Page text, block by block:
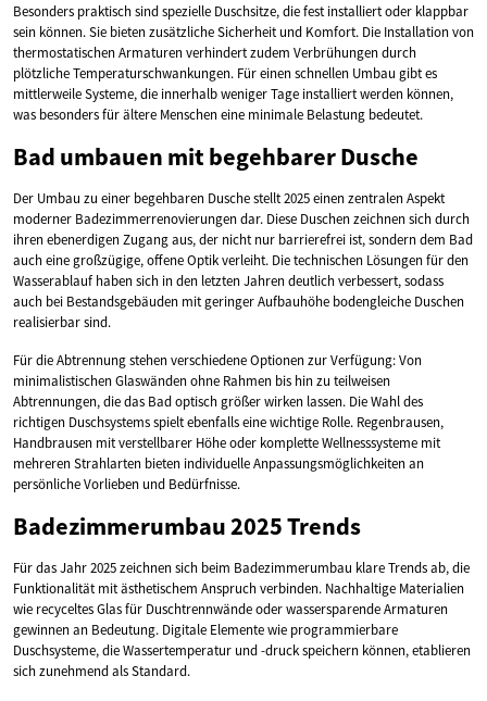
Besonders praktisch sind spezielle Duschsitze, die fest installiert oder klappbar
sein können. Sie bieten zusätzliche Sicherheit und Komfort. Die Installation von
thermostatischen Armaturen verhindert zudem Verbrühungen durch
plötzliche Temperaturschwankungen. Für einen schnellen Umbau gibt es
mittlerweile Systeme, die innerhalb weniger Tage installiert werden können,
was besonders für ältere Menschen eine minimale Belastung bedeutet.
Bad umbauen mit begehbarer Dusche
Der Umbau zu einer begehbaren Dusche stellt 2025 einen zentralen Aspekt
moderner Badezimmerrenovierungen dar. Diese Duschen zeichnen sich durch
ihren ebenerdigen Zugang aus, der nicht nur barrierefrei ist, sondern dem Bad
auch eine großzügige, offene Optik verleiht. Die technischen Lösungen für den
Wasserablauf haben sich in den letzten Jahren deutlich verbessert, sodass
auch bei Bestandsgebäuden mit geringer Aufbauhöhe bodengleiche Duschen
realisierbar sind.
Für die Abtrennung stehen verschiedene Optionen zur Verfügung: Von
minimalistischen Glaswänden ohne Rahmen bis hin zu teilweisen
Abtrennungen, die das Bad optisch größer wirken lassen. Die Wahl des
richtigen Duschsystems spielt ebenfalls eine wichtige Rolle. Regenbrausen,
Handbrausen mit verstellbarer Höhe oder komplette Wellnesssysteme mit
mehreren Strahlarten bieten individuelle Anpassungsmöglichkeiten an
persönliche Vorlieben und Bedürfnisse.
Badezimmerumbau 2025 Trends
Für das Jahr 2025 zeichnen sich beim Badezimmerumbau klare Trends ab, die
Funktionalität mit ästhetischem Anspruch verbinden. Nachhaltige Materialien
wie recyceltes Glas für Duschtrennwände oder wassersparende Armaturen
gewinnen an Bedeutung. Digitale Elemente wie programmierbare
Duschsysteme, die Wassertemperatur und -druck speichern können, etablieren
sich zunehmend als Standard.